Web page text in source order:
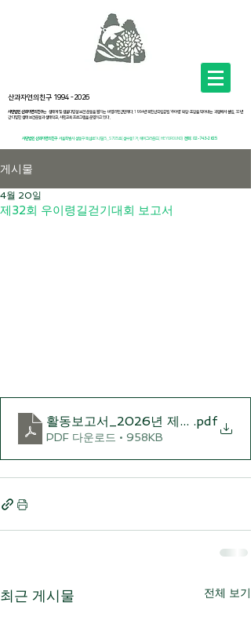
산과자연의친구 1994 -2026
사단법인 산과자연의친구는 생태계 및 생물다양성 보전 운동을 펼치는 비영리민간단체다. 1994년 북한산국립공원 ‘우이령’ 확장·포장을 막아내는 과정에서 설립, 32년
간 다양한 생태 보전운동과 생태학교, 시민교육 프로그램을 운영하고 있다 .
사단법인 산과자연의친구 서울특별시 성동구 뚝섬로1나길 5, .S705호(성수동1가, 헤이그라운드( HEYGROUND) 전화: 02-743-2625
게시물
제32회 우이령길걷기대회 보고서
4월 20일
활동보고서_2026년 제32회 우이령
.pdf
PDF 다운로드 • 958KB
최근 게시물 전체 보기